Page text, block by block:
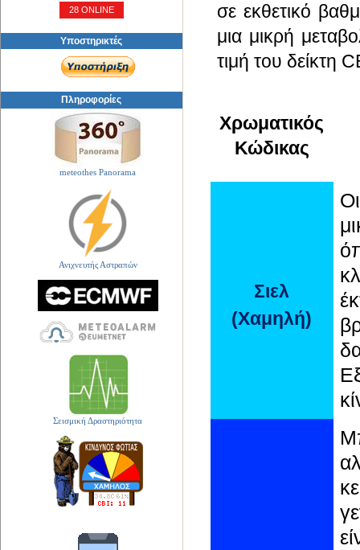
28 ONLINE
Υποστηρικτές
Πληροφορίες
meteothes Panorama
Ανιχνευτής Αστραπών
Σεισμική Δραστηριότητα
σε εκθετικό
μια μικρή
τιμή του δείκτη
Χρωματικός
Κώδικας
Σιελ
(Χαμηλή)